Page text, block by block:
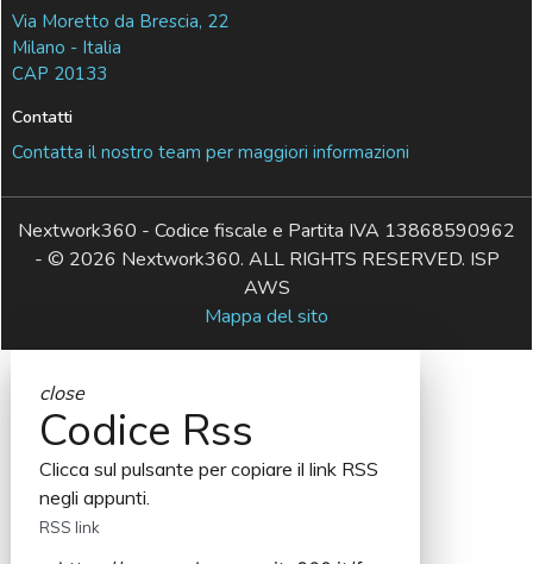
Via Moretto da Brescia, 22
Milano - Italia
CAP 20133
Contatti
Contatta il nostro team per maggiori informazioni
Nextwork360 - Codice fiscale e Partita IVA 13868590962
- © 2026 Nextwork360. ALL RIGHTS RESERVED. ISP
AWS
Mappa del sito
close
Codice Rss
Clicca sul pulsante per copiare il link RSS
negli appunti.
RSS link